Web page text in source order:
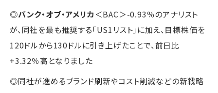
◎バンク・オブ・アメリカ ＜BAC＞-0.93％のアナリスト
が、同社を最も推奨する「US1リスト」に加え、目標株価を
120ドルから130ドルに引き上げたことで、前日比
+3.32％高となりました
◎同社が進めるブランド刷新やコスト削減などの新戦略